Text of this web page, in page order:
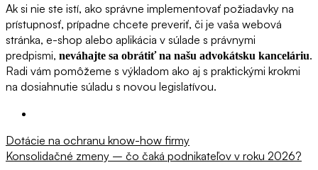
Ak si nie ste istí, ako správne implementovať požiadavky na
prístupnosť, prípadne chcete preveriť, či je vaša webová
stránka, e-shop alebo aplikácia v súlade s právnymi
predpismi, neváhajte sa obrátiť na našu advokátsku kanceláriu.
Radi vám pomôžeme s výkladom ako aj s praktickými krokmi
na dosiahnutie súladu s novou legislatívou.
Navigácia
v
Predchádzajúci
článok:
Dotácie na ochranu know-how firmy
Nasledujúci
Konsolidačné zmeny – čo čaká podnikateľov v roku 2026?